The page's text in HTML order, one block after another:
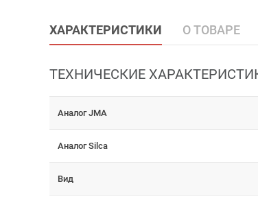
ХАРАКТЕРИСТИКИ О ТОВАРЕ
ТЕХНИЧЕСКИЕ
Аналог JMA
Аналог Silca
Вид